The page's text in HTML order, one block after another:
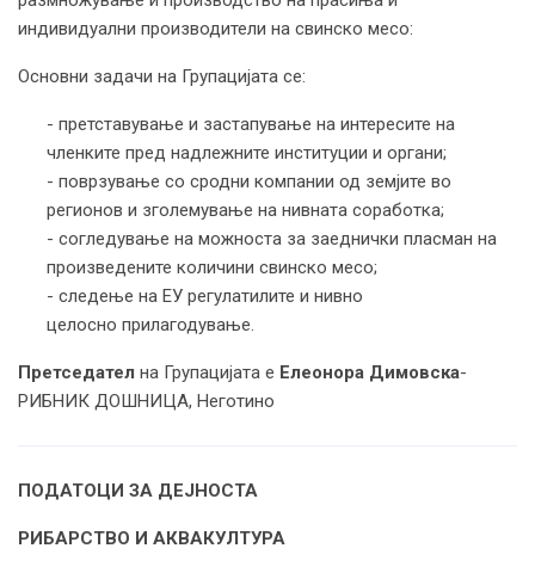
индивидуални производители на свинско месо:
Основни задачи на Групацијата се:
- претставување и застапување на интересите на
членките пред надлежните институции и органи;
- поврзување со сродни компании од земјите во
регионов и зголемување на нивната соработка;
- согледување на можноста за заеднички пласман на
произведените количини свинско месо;
- следење на ЕУ регулатилите и нивно
целосно прилагодување.
Претседател на Групацијата е Елеонора Димовска-
РИБНИК ДОШНИЦА, Неготино
ПОДАТОЦИ ЗА ДЕЈНОСТА
РИБАРСТВО И АКВАКУЛТУРА